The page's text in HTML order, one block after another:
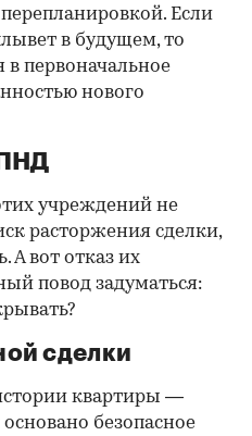
Если
в будущем, то
первоначальное
нового
учреждений не
расторжения сделки,
А вот отказ их
повод задуматься:
сделки
квартиры —
безопасное